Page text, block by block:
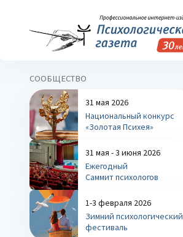
СООБЩЕСТВО
31 мая 2026
Национальный конкурс
«Золотая Психея»
31 мая - 3 июня 2026
Ежегодный
Саммит психологов
1-3 февраля 2026
Зимний психологический
фестиваль